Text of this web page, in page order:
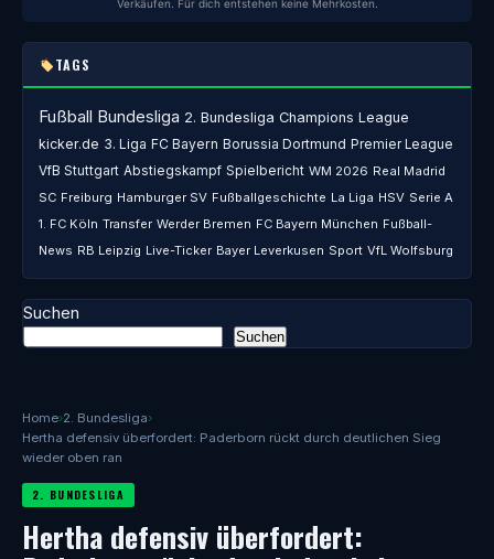
Home›2. Bundesliga›
Hertha defensiv überfordert: Paderborn rückt durch deutlichen Sieg
wieder oben ran
2. BUNDESLIGA
Hertha defensiv überfordert:
Verkäufen. Für dich entstehen keine Mehrkosten.
TAGS
Fußball Bundesliga 2. Bundesliga Champions League
kicker.de 3. Liga FC Bayern Borussia Dortmund Premier League
VfB Stuttgart Abstiegskampf Spielbericht WM 2026 Real Madrid
SC Freiburg Hamburger SV Fußballgeschichte La Liga HSV Serie A
1. FC Köln Transfer Werder Bremen FC Bayern München Fußball-
News RB Leipzig Live-Ticker Bayer Leverkusen Sport VfL Wolfsburg
Suchen
Suchen